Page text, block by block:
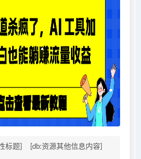
标题] [db:资源其他信息内容]